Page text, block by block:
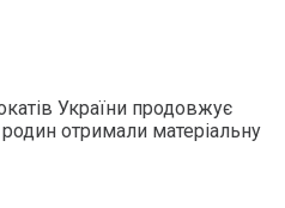
України продовжує
отримали матеріальну